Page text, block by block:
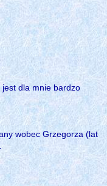
dla mnie bardzo
wobec Grzegorza (lat